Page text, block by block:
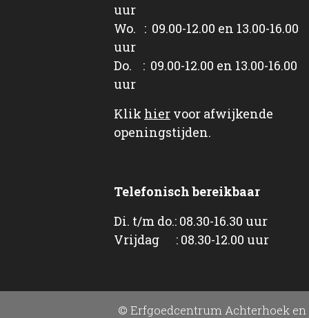
uur
Wo. : 09.00-12.00 en 13.00-16.00
uur
Do. : 09.00-12.00 en 13.00-16.00
uur
Klik hier voor afwijkende
openingstijden.
Telefonisch bereikbaar
Di. t/m do.: 08.30-16.30 uur
Vrijdag : 08.30-12.00 uur
© Erfgoedcentrum Achterhoek en